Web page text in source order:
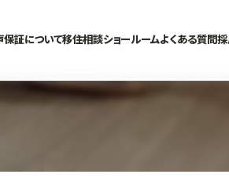
保証について移住相談ショールームよくある質問